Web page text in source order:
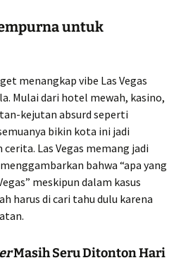
untuk
menangkap vibe Las Vegas
Mulai dari hotel mewah, kasino,
kejutan absurd seperti
bikin kota ini jadi
Las Vegas memang jadi
bahwa “apa yang
meskipun dalam kasus
harus di cari tahu dulu karena
Masih Seru Ditonton Hari